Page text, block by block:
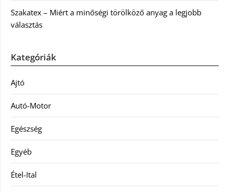
Szakatex – Miért a minőségi törölköző anyag a legjobb
választás
Kategóriák
Ajtó
Autó-Motor
Egészség
Egyéb
Étel-Ital